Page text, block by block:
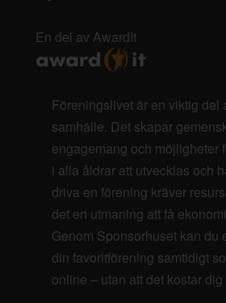
En del av AwardIt
Föreningslivet är en viktig del
samhälle. Det skapar
engagemang och möjligheter
i alla åldrar att utvecklas och
driva en förening kräver
det en utmaning att få
Genom Sponsorhuset kan du
din favoritförening samtidigt
online – utan att det kostar